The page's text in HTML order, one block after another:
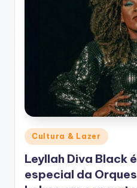
Posted
in
Cultura & Lazer
Leyllah Diva Black
especial da